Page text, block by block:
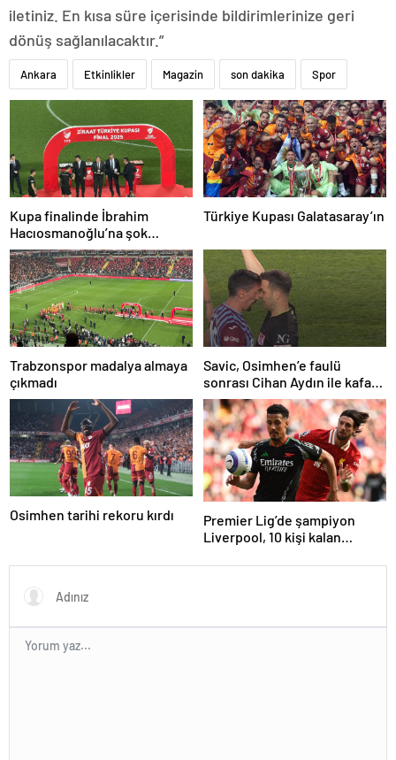
iletiniz. En kısa süre içerisinde bildirimlerinize geri
dönüş sağlanılacaktır.”
Ankara Etkinlikler Magazin son dakika Spor
Kupa finalinde İbrahim
Hacıosmanoğlu’na şok
protesto!
Türkiye Kupası Galatasaray’ın
Trabzonspor madalya almaya
çıkmadı
Savic, Osimhen’e faulü
sonrası Cihan Aydın ile kafa
kafaya geldi!
Osimhen tarihi rekoru kırdı
Premier Lig’de şampiyon
Liverpool, 10 kişi kalan